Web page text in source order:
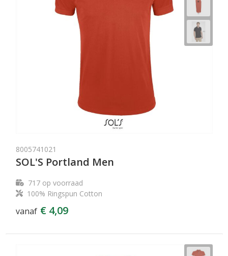
8005741021
SOL'S Portland Men
717op voorraad
100% Ringspun Cotton
vanaf € 4,09